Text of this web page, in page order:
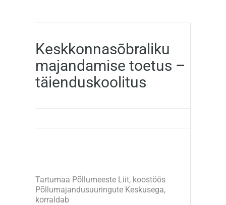
Keskkonnasõbraliku
majandamise toetus –
täienduskoolitus
Tartumaa Põllumeeste Liit, koostöös
Põllumajandusuuringute Keskusega,
korraldab